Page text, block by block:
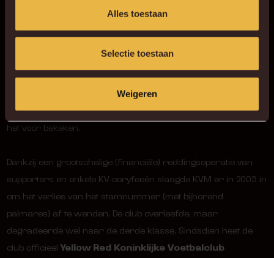
Alles toestaan
Selectie toestaan
Weigeren
Remember 2002 – 2003
Malinwa komt in woelig vaarwater terecht. De Financiële
middelen raken opgedroogd en toenmalige mecenas houdt
het voor bekeken.
Dankzij een grootschalige (financiële) reddingsoperatie van
supporters en enkele KV-coryfeeën slaagde KVM er in 2003 in
om het verlies van het stamnummer (met bijhorend
palmares) af te wenden. De club overleefde, maar
degradeerde wel naar de derde klasse. Sindsdien heet de
club officieel Yellow Red Koninklijke Voetbalclub